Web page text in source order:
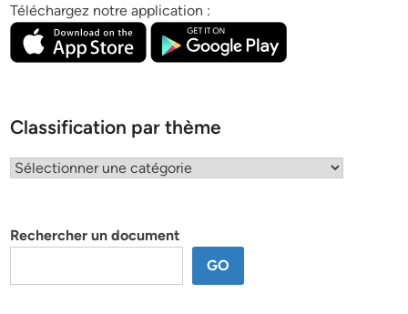
Téléchargez notre application :
Classification par thème
Classification
Rechercher un document
GO